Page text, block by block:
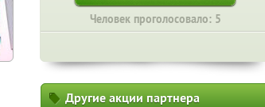
Человек проголосовало: 5
Другие акции партнера